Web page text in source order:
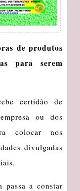
de produtos
para serem
certidão de
ou dos
colocar nos
divulgadas
passa a constar